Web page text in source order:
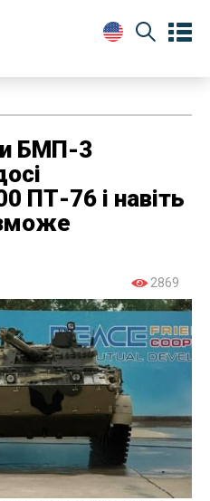
БМП-3
ПТ-76 і навіть
2869